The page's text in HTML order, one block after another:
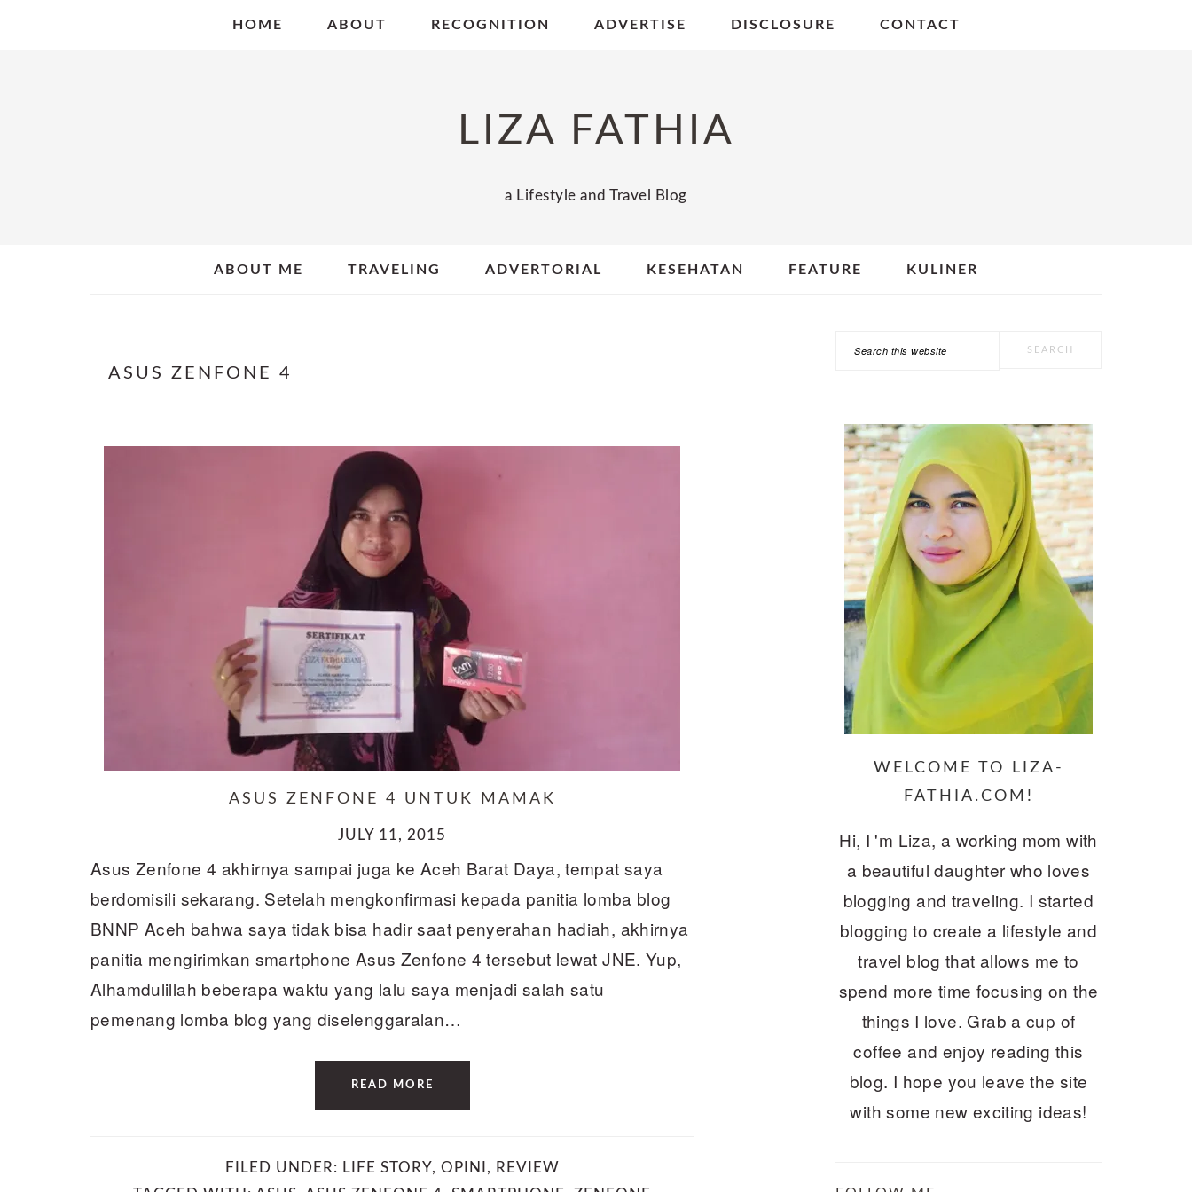
HOME ABOUT RECOGNITION ADVERTISE DISCLOSURE CONTACT
LIZA FATHIA
a Lifestyle and Travel Blog
ABOUT ME TRAVELING ADVERTORIAL KESEHATAN FEATURE KULINER
ASUS ZENFONE 4
ASUS ZENFONE 4 UNTUK MAMAK
JULY 11, 2015
Asus Zenfone 4 akhirnya sampai juga ke Aceh Barat Daya, tempat saya
berdomisili sekarang. Setelah mengkonfirmasi kepada panitia lomba blog
BNNP Aceh bahwa saya tidak bisa hadir saat penyerahan hadiah, akhirnya
panitia mengirimkan smartphone Asus Zenfone 4 tersebut lewat JNE. Yup,
Alhamdulillah beberapa waktu yang lalu saya menjadi salah satu
pemenang lomba blog yang diselenggaralan…
READ MORE
FILED UNDER: LIFE STORY, OPINI , REVIEW
PRIMARY
Search
WELCOME TO LIZA-
FATHIA.COM!
Hi, I 'm Liza, a working mom with
a beautiful daughter who loves
blogging and traveling. I started
blogging to create a lifestyle and
travel blog that allows me to
spend more time focusing on the
things I love. Grab a cup of
coffee and enjoy reading this
blog. I hope you leave the site
with some new exciting ideas!